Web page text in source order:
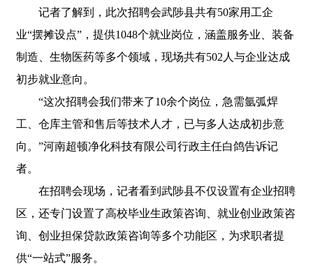
记者了解到，此次招聘会武陟县共有50家用工企
业“摆摊设点”，提供1048个就业岗位，涵盖服务业、装备
制造、生物医药等多个领域，现场共有502人与企业达成
初步就业意向。
“这次招聘会我们带来了10余个岗位，急需氩弧焊
工、仓库主管和售后等技术人才，已与多人达成初步意
向。”河南超顿净化科技有限公司行政主任白鸽告诉记
者。
在招聘会现场，记者看到武陟县不仅设置有企业招聘
区，还专门设置了高校毕业生政策咨询、就业创业政策咨
询、创业担保贷款政策咨询等多个功能区，为求职者提
供“一站式”服务。